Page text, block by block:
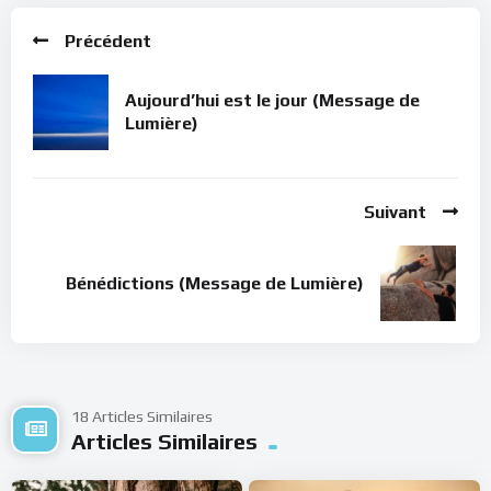
Bonne méditation.
Précédent
Aujourd’hui est le jour (Message de
Lumière)
Suivant
Bénédictions (Message de Lumière)
18 Articles Similaires
Articles Similaires